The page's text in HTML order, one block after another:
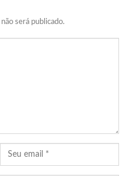
será publicado.